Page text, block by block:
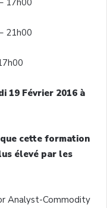
21h00
19 Février 2016 à
que cette formation
élevé par les
Analyst-Commodity